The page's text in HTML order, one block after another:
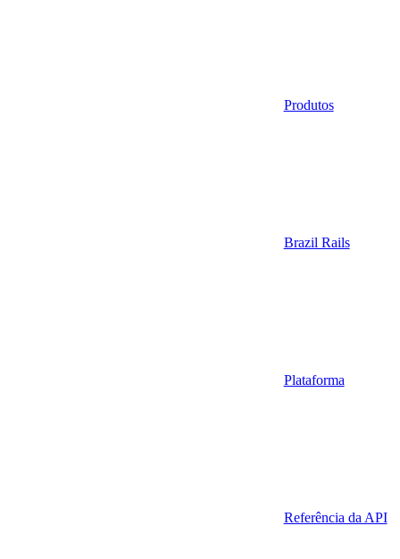
Produtos
Brazil Rails
Plataforma
Referência da API